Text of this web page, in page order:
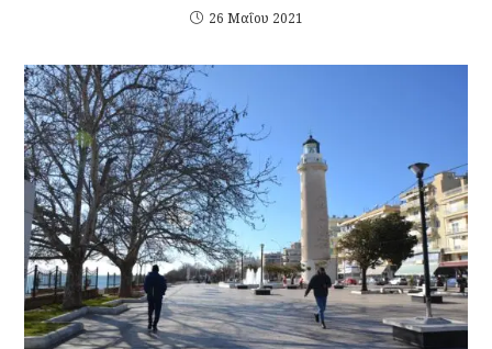
26 Μαΐου 2021